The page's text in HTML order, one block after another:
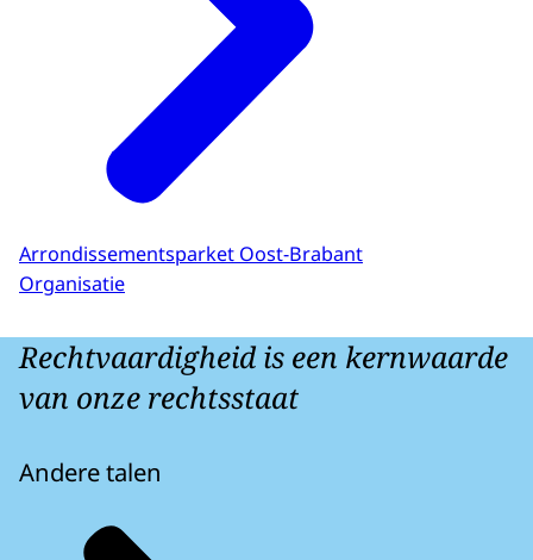
Arrondissementsparket Oost-Brabant
Organisatie
Rechtvaardigheid is een kernwaarde
van onze rechtsstaat
Andere talen